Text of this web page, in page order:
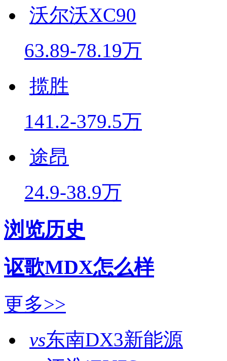
沃尔沃XC90
63.89-78.19万
揽胜
141.2-379.5万
途昂
24.9-38.9万
浏览历史
讴歌MDX怎么样
更多>>
vs东南DX3新能源